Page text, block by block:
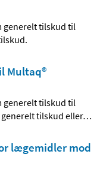
generelt tilskud til
Multaq®
generelt tilskud til
tilskud eller…
lægemidler mod